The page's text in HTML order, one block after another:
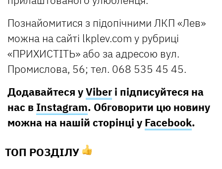
Познайомитися з підопічними ЛКП «Лев»
можна на сайті lkplev.com у рубриці
«ПРИХИСТІТЬ» або за адресою вул.
Промислова, 56; тел. 068 535 45 45.
Додавайтеся уViber і підписуйтеся на
нас в Instagram. Обговорити цю новину
можна на нашій сторінці у Facebook.
ТОП РОЗДІЛУ